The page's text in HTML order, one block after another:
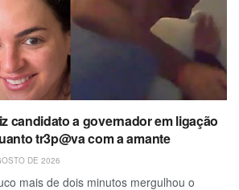
candidato a governador em ligação
tr3p@va com a amante
DE 2026
mais de dois minutos mergulhou o